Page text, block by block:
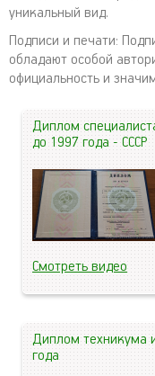
уникальный вид.
Подписи и печати:
обладают особой
официальность и
Диплом
до 1997 года - СССР
Смотреть видео
Диплом техникума
года